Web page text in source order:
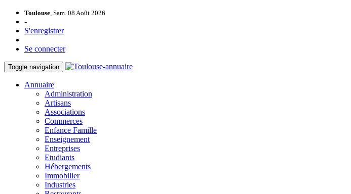
Toulouse, Sam. 08 Août 2026
-
S'enregistrer
Se connecter
Toggle navigation
Annuaire
Administration
Artisans
Associations
Commerces
Enfance Famille
Enseignement
Entreprises
Etudiants
Hébergements
Immobilier
Industries